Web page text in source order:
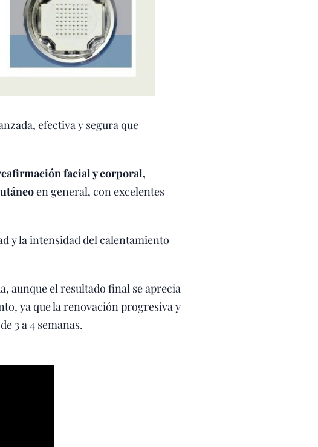
efectiva y segura que
facial y corporal,
en general, con excelentes
y la intensidad del calentamiento
aunque el resultado final se aprecia
ya que la renovación progresiva y
3 a 4 semanas.